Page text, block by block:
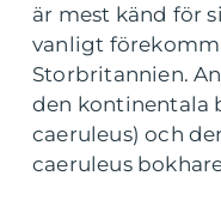
är mest känd för
vanligt
Storbritannien.
den kontinentala
caeruleus) och
caeruleus